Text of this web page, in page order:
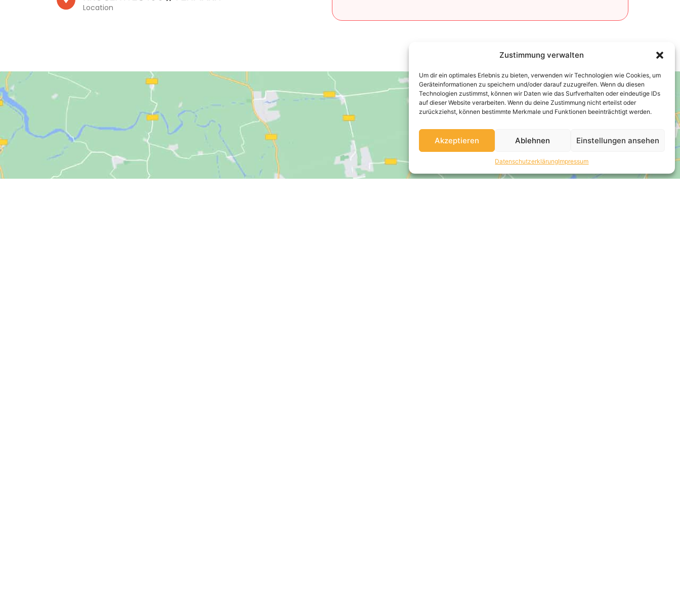
Zustimmung verwalten
Um dir ein optimales Erlebnis zu bieten, verwenden wir Technologien wie Cookies, um
Geräteinformationen zu speichern und/oder darauf zuzugreifen. Wenn du diesen
Technologien zustimmst, können wir Daten wie das Surfverhalten oder eindeutige IDs
auf dieser Website verarbeiten. Wenn du deine Zustimmung nicht erteilst oder
zurückziehst, können bestimmte Merkmale und Funktionen beeinträchtigt werden.
Akzeptieren Ablehnen Einstellungen ansehen
DatenschutzerklärungImpressum
Location